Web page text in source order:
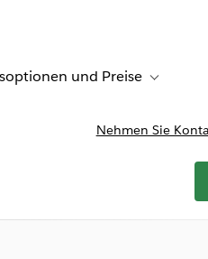
Weitere Informationen
und Preise Toggle
Nehmen Sie